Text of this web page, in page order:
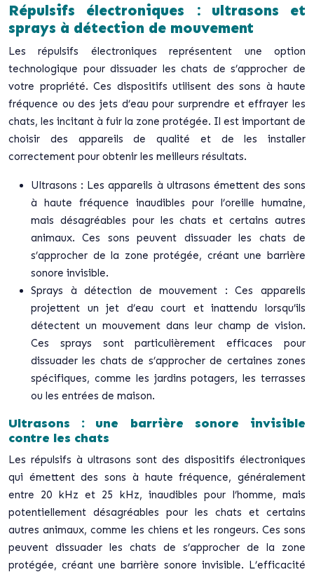
Répulsifs électroniques : ultrasons et
sprays à détection de mouvement
Les répulsifs électroniques représentent une option
technologique pour dissuader les chats de s’approcher de
votre propriété. Ces dispositifs utilisent des sons à haute
fréquence ou des jets d’eau pour surprendre et effrayer les
chats, les incitant à fuir la zone protégée. Il est important de
choisir des appareils de qualité et de les installer
correctement pour obtenir les meilleurs résultats.
Ultrasons : Les appareils à ultrasons émettent des sons
à haute fréquence inaudibles pour l’oreille humaine,
mais désagréables pour les chats et certains autres
animaux. Ces sons peuvent dissuader les chats de
s’approcher de la zone protégée, créant une barrière
sonore invisible.
Sprays à détection de mouvement : Ces appareils
projettent un jet d’eau court et inattendu lorsqu’ils
détectent un mouvement dans leur champ de vision.
Ces sprays sont particulièrement efficaces pour
dissuader les chats de s’approcher de certaines zones
spécifiques, comme les jardins potagers, les terrasses
ou les entrées de maison.
Ultrasons : une barrière sonore invisible
contre les chats
Les répulsifs à ultrasons sont des dispositifs électroniques
qui émettent des sons à haute fréquence, généralement
entre 20 kHz et 25 kHz, inaudibles pour l’homme, mais
potentiellement désagréables pour les chats et certains
autres animaux, comme les chiens et les rongeurs. Ces sons
peuvent dissuader les chats de s’approcher de la zone
protégée, créant une barrière sonore invisible. L’efficacité